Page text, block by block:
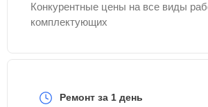
Конкурентные цены на все виды
комплектующих
Ремонт за 1 день